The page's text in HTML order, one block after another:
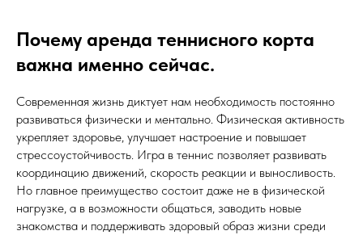
Почему аренда теннисного корта
важна именно сейчас.
Современная жизнь диктует нам необходимость постоянно
развиваться физически и ментально. Физическая активность
укрепляет здоровье, улучшает настроение и повышает
стрессоустойчивость. Игра в теннис позволяет развивать
координацию движений, скорость реакции и выносливость.
Но главное преимущество состоит даже не в физической
нагрузке, а в возможности общаться, заводить новые
знакомства и поддерживать здоровый образ жизни среди